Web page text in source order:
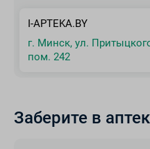
I-APTEKA.BY
г. Минск, ул.
пом. 242
Заберите в